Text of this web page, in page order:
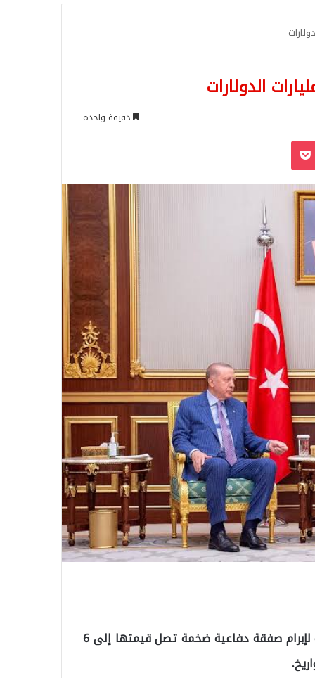
الدولارات
دقيقة واحدة
‫Pocket
كشفت تقارير إعلامية عن مفاوضات بين تركيا والسعودية لإبرام صفقة دفاعية ضخمة تصل قيمتها إلى 6